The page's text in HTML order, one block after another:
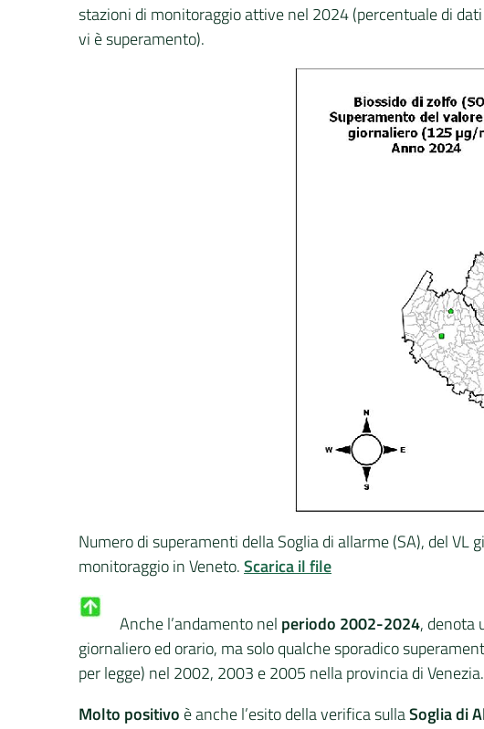
stazioni di monitoraggio attive nel 2024 (percentuale di
vi è superamento).
Numero di superamenti della Soglia di allarme (SA), del
monitoraggio in Veneto.Scarica il file
Anche l’andamento nel periodo 2002-2024, denota
giornaliero ed orario, ma solo qualche sporadico
per legge) nel 2002, 2003 e 2005 nella provincia di Venezia.
Molto positivo è anche l’esito della verifica sullaSoglia di